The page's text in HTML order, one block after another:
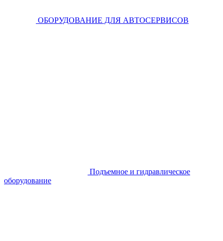
ОБОРУДОВАНИЕ ДЛЯ АВТОСЕРВИСОВ
Подъемное и гидравлическое
оборудование